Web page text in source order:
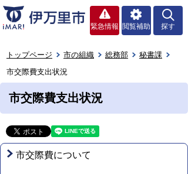
緊急情報 閲覧補助 探す
トップページ 市の組織 総務部
秘書課
市交際費支出状況
市交際費支出状況
市交際費について